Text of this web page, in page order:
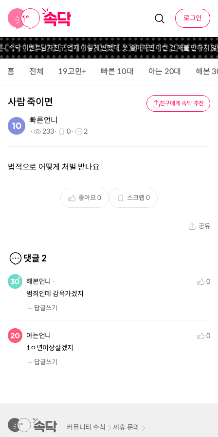
로그인
속닥 이벤트남자친구 언제 이렇게 변했대.. 옷 좋아하면 이런 건 해볼 만하지 않
홈 전체 19고민+ 빠른 10대 아는 20대 해본
사람 죽이면 친구에게 속닥 추천
빠른언니
233 0 2
법적으로 어떻게 처벌 받나요
좋아요0 스크랩 0
공유
댓글2
해본언니
0
범죄인데 감옥가겠지
답글쓰기
아는언니
0
1ㅇ년이상살겠지
답글쓰기
커뮤니티 수칙 제휴 문의